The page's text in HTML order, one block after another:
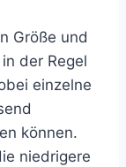
Größe und
der Regel
einzelne
können.
niedrigere